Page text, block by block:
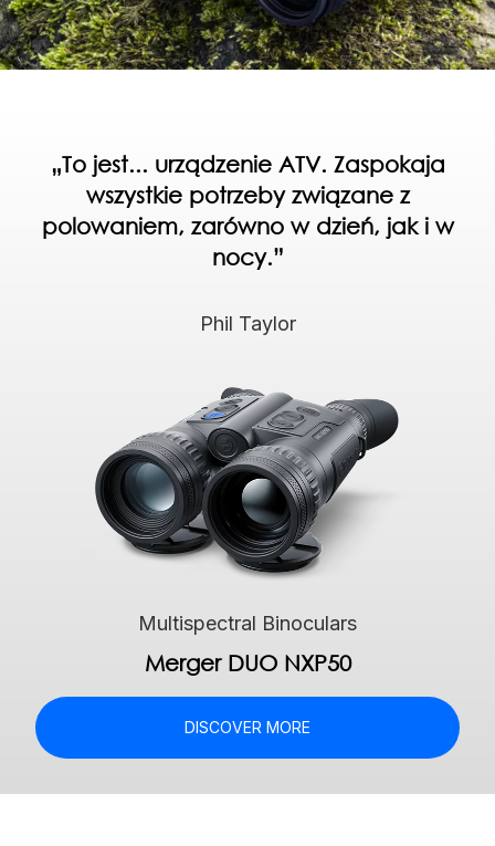
„To jest... urządzenie ATV. Zaspokaja
wszystkie potrzeby związane z
polowaniem, zarówno w dzień, jak i w
nocy.”
Phil Taylor
Multispectral Binoculars
Merger DUO NXP50
DISCOVER MORE